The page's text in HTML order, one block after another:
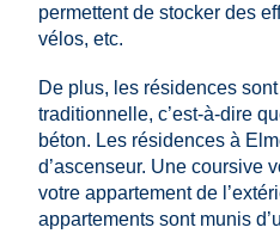
permettent de stocker des
vélos, etc.
De plus, les résidences
traditionnelle, c’est-à-dire
béton. Les résidences à
d’ascenseur. Une coursive
votre appartement de
appartements sont munis